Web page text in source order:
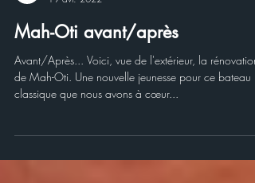
Mer & Bois
19 avr. 2022
Mah-Oti avant/après
Avant/Après... Voici, vue de l'extérieur, la rénovation
classique que nous avons à cœur...